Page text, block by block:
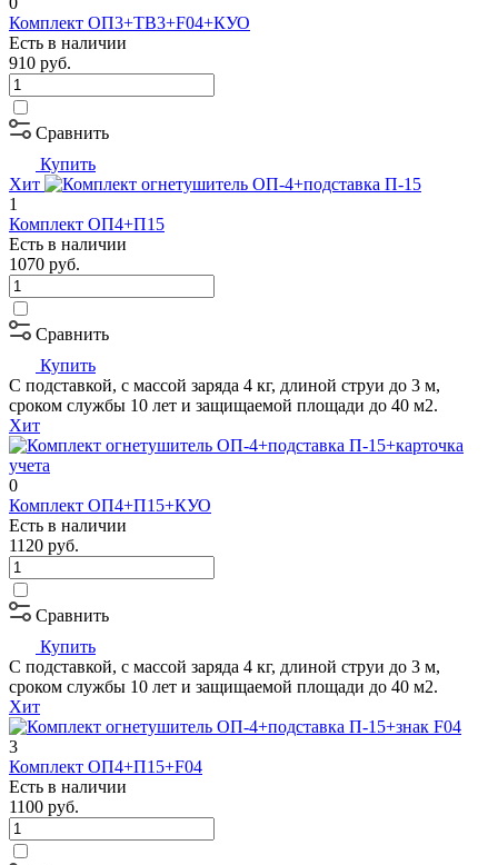
Комплект ОП3+ТВ3+F04+КУО
Есть в наличии
910 руб.
Сравнить
Купить
Хит
1
Комплект ОП4+П15
Есть в наличии
1070 руб.
Сравнить
Купить
С подставкой, с массой заряда 4 кг, длиной струи до 3 м,
сроком службы 10 лет и защищаемой площади до 40 м2.
Хит
0
Комплект ОП4+П15+КУО
Есть в наличии
1120 руб.
Сравнить
Купить
С подставкой, с массой заряда 4 кг, длиной струи до 3 м,
сроком службы 10 лет и защищаемой площади до 40 м2.
Хит
3
Комплект ОП4+П15+F04
Есть в наличии
1100 руб.